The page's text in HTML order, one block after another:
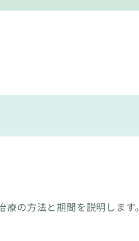
の方法と期間を説明します。